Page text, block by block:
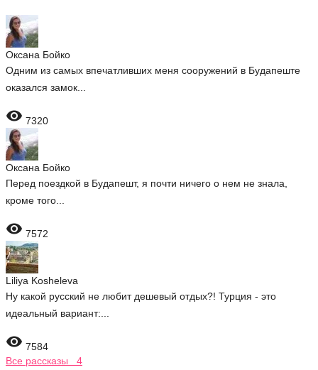
Оксана Бойко
Одним из самых впечатливших меня сооружений в Будапеште
оказался замок...
 7320
Оксана Бойко
Перед поездкой в Будапешт, я почти ничего о нем не знала,
кроме того...
 7572
Liliya Kosheleva
Ну какой русский не любит дешевый отдых?! Турция - это
идеальный вариант:...
 7584
Все рассказы 4